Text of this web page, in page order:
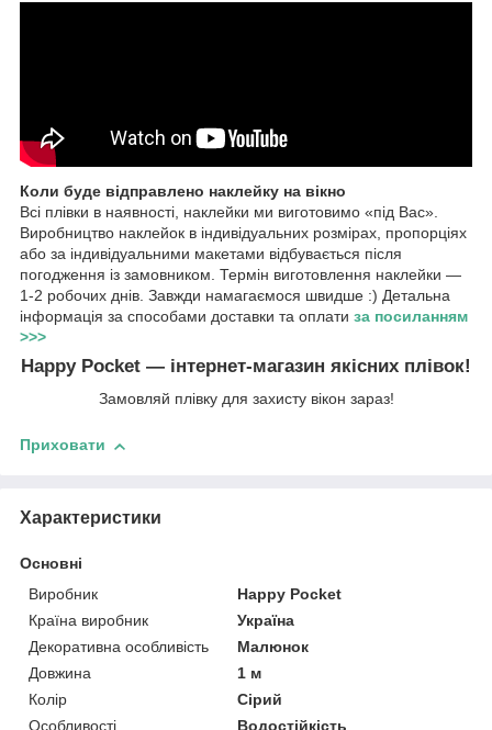
Коли буде відправлено наклейку на вікно
Всі плівки в наявності, наклейки ми виготовимо «під Вас».
Виробництво наклейок в індивідуальних розмірах, пропорціях
або за індивідуальними макетами відбувається після
погодження із замовником. Термін виготовлення наклейки —
1-2 робочих днів. Завжди намагаємося швидше :) Детальна
інформація за способами доставки та оплати за посиланням
>>>
Happy Pocket — інтернет-магазин якісних плівок!
Замовляй плівку для захисту вікон зараз!
Приховати
Характеристики
Основні
Виробник
Happy Pocket
Країна виробник
Україна
Декоративна особливість
Малюнок
Довжина
1 м
Колір
Сірий
Особливості
Водостійкість